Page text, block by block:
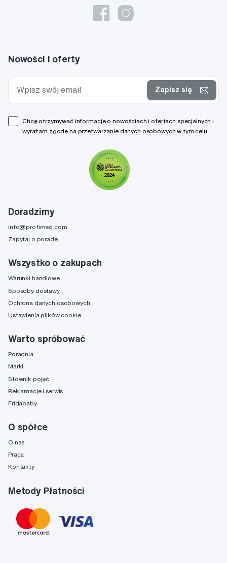
Doradzimy
info@profimed.com
Zapytaj o poradę
Wszystko o zakupach
Warunki handlowe
Sposoby dostawy
Ochrona danych osobowych
Ustawienia plików cookie
Warto spróbować
Poradnia
Marki
Słownik pojęć
Reklamacje i serwis
Fridababy
O spółce
O nas
Praca
Kontakty
Metody Płatności
Nowości i oferty
Zapisz się
Chcę otrzymywać informacje o nowościach i ofertach specjalnych i
wyrażam zgodę na przetwarzanie danych osobowychw tym celu.